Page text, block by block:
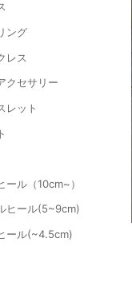
ング
レス
クセサリー
レット
ール（10cm~）
ヒール(5~9cm)
ール(~4.5cm)